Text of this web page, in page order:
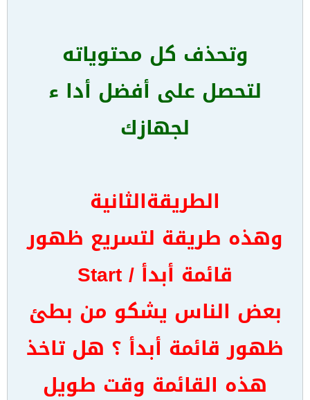
وتحذف كل محتوياته
لتحصل على أفضل أدا ء
لجهازك
الطريقةالثانية
وهذه طريقة لتسريع ظهور
قائمة أبدأ / Start
بعض الناس يشكو من بطئ
ظهور قائمة أبدأ ؟ هل تاخذ
هذه القائمة وقت طويل